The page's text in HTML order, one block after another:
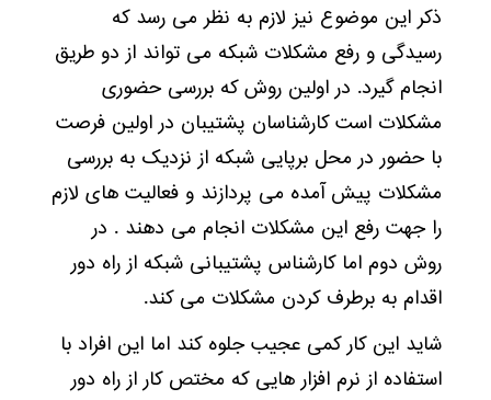
ذکر این موضوع نیز لازم به نظر می رسد که
رسیدگی و رفع مشکلات شبکه می تواند از دو طریق
انجام گیرد. در اولین روش که بررسی حضوری
مشکلات است کارشناسان پشتیبان در اولین فرصت
با حضور در محل برپایی شبکه از نزدیک به بررسی
مشکلات پیش آمده می پردازند و فعالیت های لازم
را جهت رفع این مشکلات انجام می دهند . در
روش دوم اما کارشناس پشتیبانی شبکه از راه دور
اقدام به برطرف کردن مشکلات می کند.
شاید این کار کمی عجیب جلوه کند اما این افراد با
استفاده از نرم افزار هایی که مختص کار از راه دور